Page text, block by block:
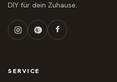
DIY für dein Zuhause.
SERVICE